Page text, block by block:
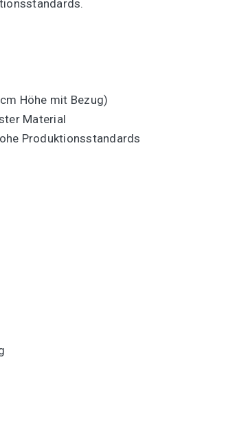
Höhe mit Bezug)
Material
Produktionsstandards